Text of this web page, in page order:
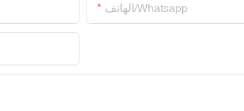
الهاتف/whatsapp